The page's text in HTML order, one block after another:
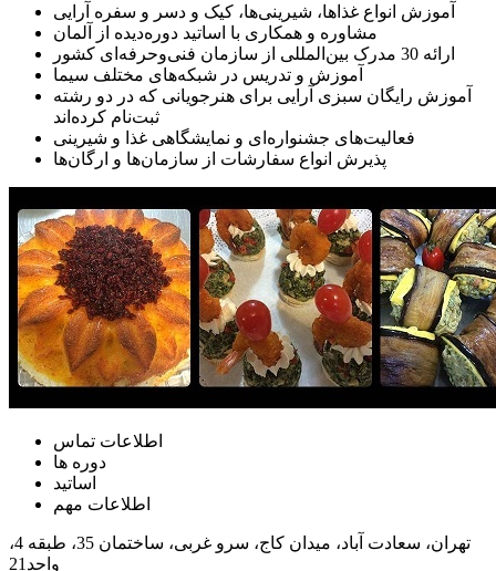
آموزش انواع غذاها، شیرینی‌ها، کیک و دسر و سفره آرایی
مشاوره و همکاری با اساتید دوره‌دیده از آلمان
ارائه 30 مدرک بین‌المللی از سازمان فنی‌وحرفه‌ای کشور
آموزش و تدریس در شبکه‌های مختلف سیما
آموزش رایگان سبزی آرایی برای هنرجویانی که در دو رشته
ثبت‌نام کرده‌اند
فعالیت‌های جشنواره‌ای و نمایشگاهی غذا و شیرینی
پذیرش انواع سفارشات از سازمان‌ها و ارگان‌ها
اطلاعات تماس
دوره ها
اساتید
اطلاعات مهم
تهران، سعادت آباد، میدان کاج، سرو غربی، ساختمان 35، طبقه 4،
واحد21